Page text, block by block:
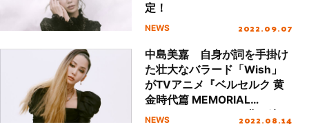
定！
NEWS 2022.09.07
中島美嘉 自身が詞を手掛け
た壮大なバラード「Wish」
がTVアニメ『ベルセルク 黄
金時代篇 MEMORIAL
EDITION』EDテーマ曲に決
NEWS 2022.08.14